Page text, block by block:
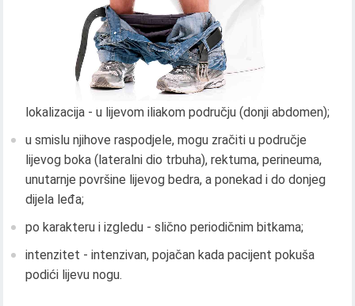
lokalizacija - u lijevom iliakom području (donji abdomen);
u smislu njihove raspodjele, mogu zračiti u područje
lijevog boka (lateralni dio trbuha), rektuma, perineuma,
unutarnje površine lijevog bedra, a ponekad i do donjeg
dijela leđa;
po karakteru i izgledu - slično periodičnim bitkama;
intenzitet - intenzivan, pojačan kada pacijent pokuša
podići lijevu nogu.